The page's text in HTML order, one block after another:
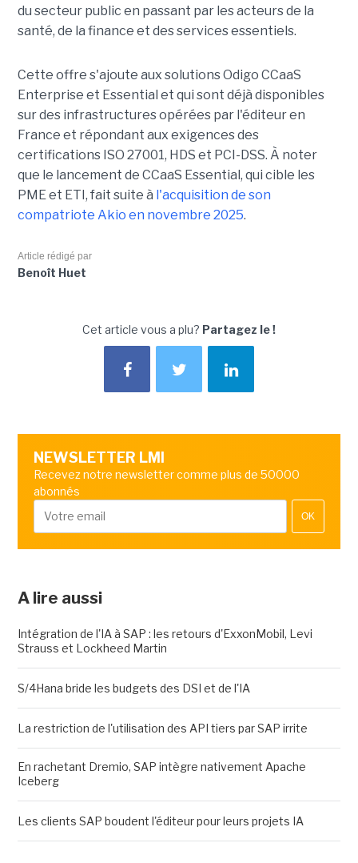
du secteur public en passant par les acteurs de la
santé, de la finance et des services essentiels.
Cette offre s'ajoute aux solutions Odigo CCaaS
Enterprise et Essential et qui sont déjà disponibles
sur des infrastructures opérées par l'éditeur en
France et répondant aux exigences des
certifications ISO 27001, HDS et PCI-DSS. À noter
que le lancement de CCaaS Essential, qui cible les
PME et ETI, fait suite à l'acquisition de son
compatriote Akio en novembre 2025.
Article rédigé par
Benoît Huet
Cet article vous a plu? Partagez le !
NEWSLETTER LMI
Recevez notre newsletter comme plus de 50000
abonnés
OK
A lire aussi
Intégration de l'IA à SAP : les retours d'ExxonMobil, Levi
Strauss et Lockheed Martin
S/4Hana bride les budgets des DSI et de l'IA
La restriction de l'utilisation des API tiers par SAP irrite
En rachetant Dremio, SAP intègre nativement Apache
Iceberg
Les clients SAP boudent l'éditeur pour leurs projets IA